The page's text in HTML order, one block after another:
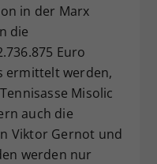
in der Marx
die
Euro
ermittelt werden,
Misolic
auch die
Viktor Gernot und
werden nur